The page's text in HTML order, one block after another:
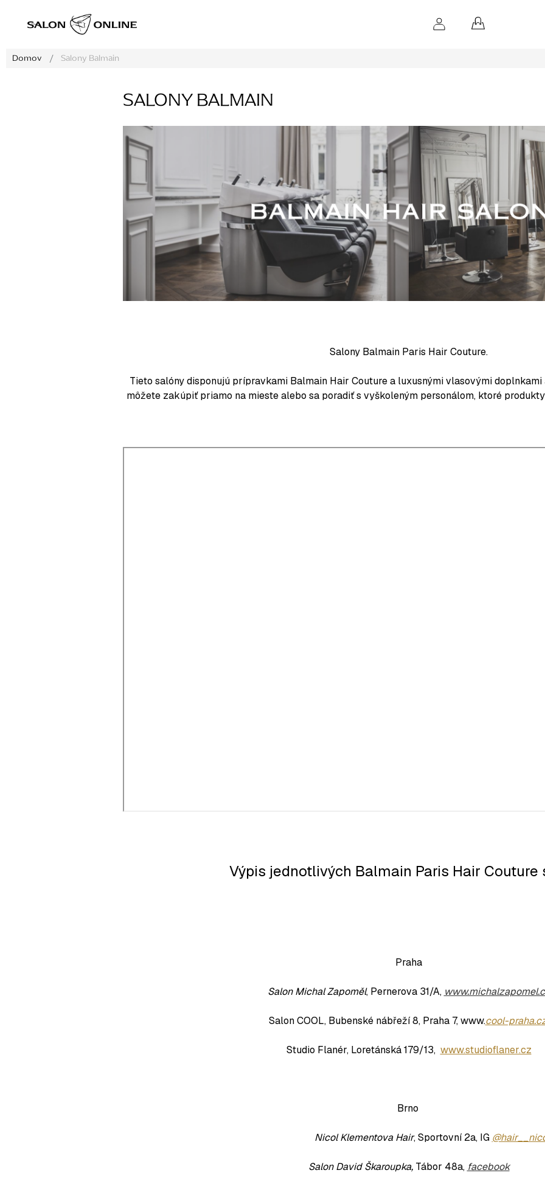
NÁKUPNÝ
KOŠÍK
Domov
/ Salony Balmain
SALONY BALMAIN
Salony Balmain Paris Hair Couture.
Tieto salóny disponujú prípravkami Balmain Hair Couture a luxusnými vlasovými doplnkami
môžete zakúpiť priamo na mieste alebo sa poradiť s vyškoleným personálom, ktoré
Výpis jednotlivých Balmain Paris Hair Couture
Praha
Salon Michal Zapoměl, Pernerova 31/A,
Salon COOL, Bubenské nábřeží 8, Praha 7, www.cool-
Studio Flanér, Loretánská 179/13, www.studioflaner.cz
Brno
Nicol Klementova Hair, Sportovní 2a, IG
Salon David Škaroupka, Tábor 48a, facebook